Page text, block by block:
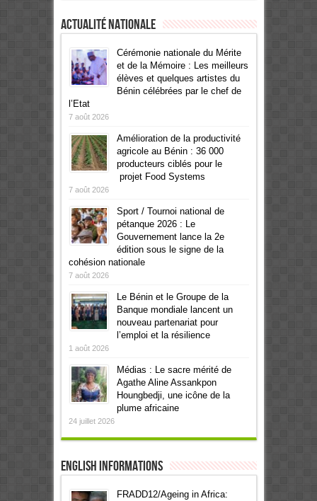
Actualité Nationale
Cérémonie nationale du Mérite
et de la Mémoire : Les meilleurs
élèves et quelques artistes du
Bénin célébrées par le chef de
l’Etat
7 août 2026
Amélioration de la productivité
agricole au Bénin : 36 000
producteurs ciblés pour le
projet Food Systems
7 août 2026
Sport / Tournoi national de
pétanque 2026 : Le
Gouvernement lance la 2e
édition sous le signe de la
cohésion nationale
7 août 2026
Le Bénin et le Groupe de la
Banque mondiale lancent un
nouveau partenariat pour
l’emploi et la résilience
1 août 2026
Médias : Le sacre mérité de
Agathe Aline Assankpon
Houngbedji, une icône de la
plume africaine
24 juillet 2026
English informations
FRADD12/Ageing in Africa: